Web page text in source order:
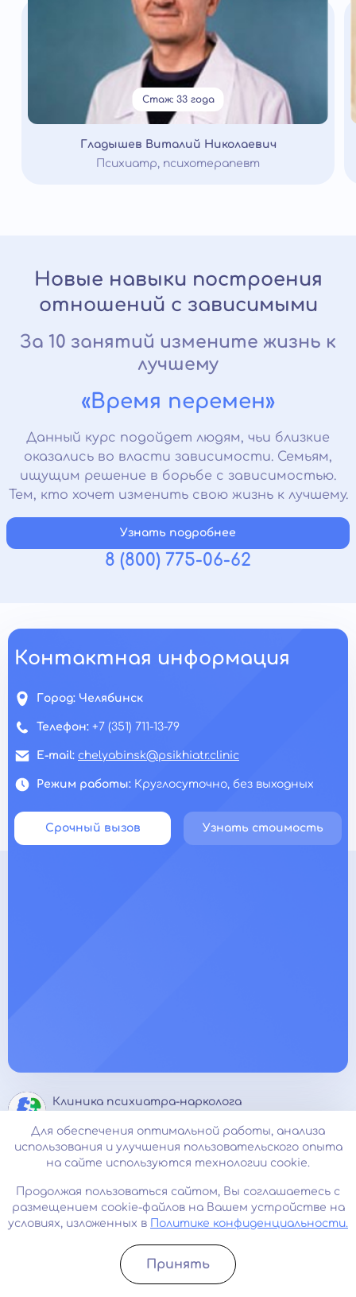
Стаж: 33 года
Гладышев Виталий Николаевич
Психиатр, психотерапевт
Новые навыки построения
отношений с зависимыми
За 10 занятий измените жизнь к
лучшему
«Время перемен»
Данный курс подойдет людям, чьи близкие
оказались во власти зависимости. Семьям,
ищущим решение в борьбе с зависимостью.
Тем, кто хочет изменить свою жизнь к лучшему.
Узнать подробнее
8 (800) 775-06-62
Контактная информация
Город: Челябинск
Телефон: +7 (351) 711-13-79
E-mail: chelyabinsk@psikhiatr.clinic
Режим работы: Круглосуточно, без выходных
Срочный вызов Узнать стоимость
Клиника психиатра-нарколога
Узнать стоимость Срочный вызов
Карта сайта
О нас
Согласие на обработку персональных данных
Записатьcя
Для обеспечения оптимальной работы, анализа
использования и улучшения пользовательского опыта
на сайте используются технологии cookie.
Продолжая пользоваться сайтом, Вы соглашаетесь с
размещением cookie-файлов на Вашем устройстве на
условиях, изложенных в
Политике конфиденциальности.
Принять